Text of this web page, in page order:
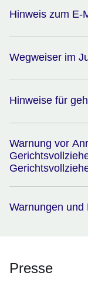
Hinweis zum E-
Wegweiser im
Hinweise für
​​​​​​​Warnung vor
Warnungen und
Presse